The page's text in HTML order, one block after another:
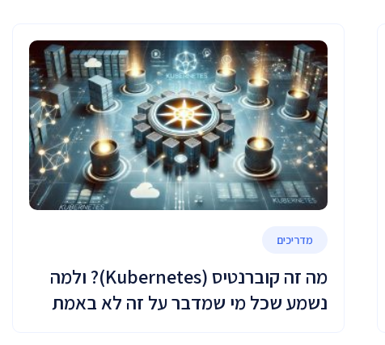
מדריכים
מה זה קוברנטיס (Kubernetes)? ולמה
נשמע שכל מי שמדבר על זה לא באמת